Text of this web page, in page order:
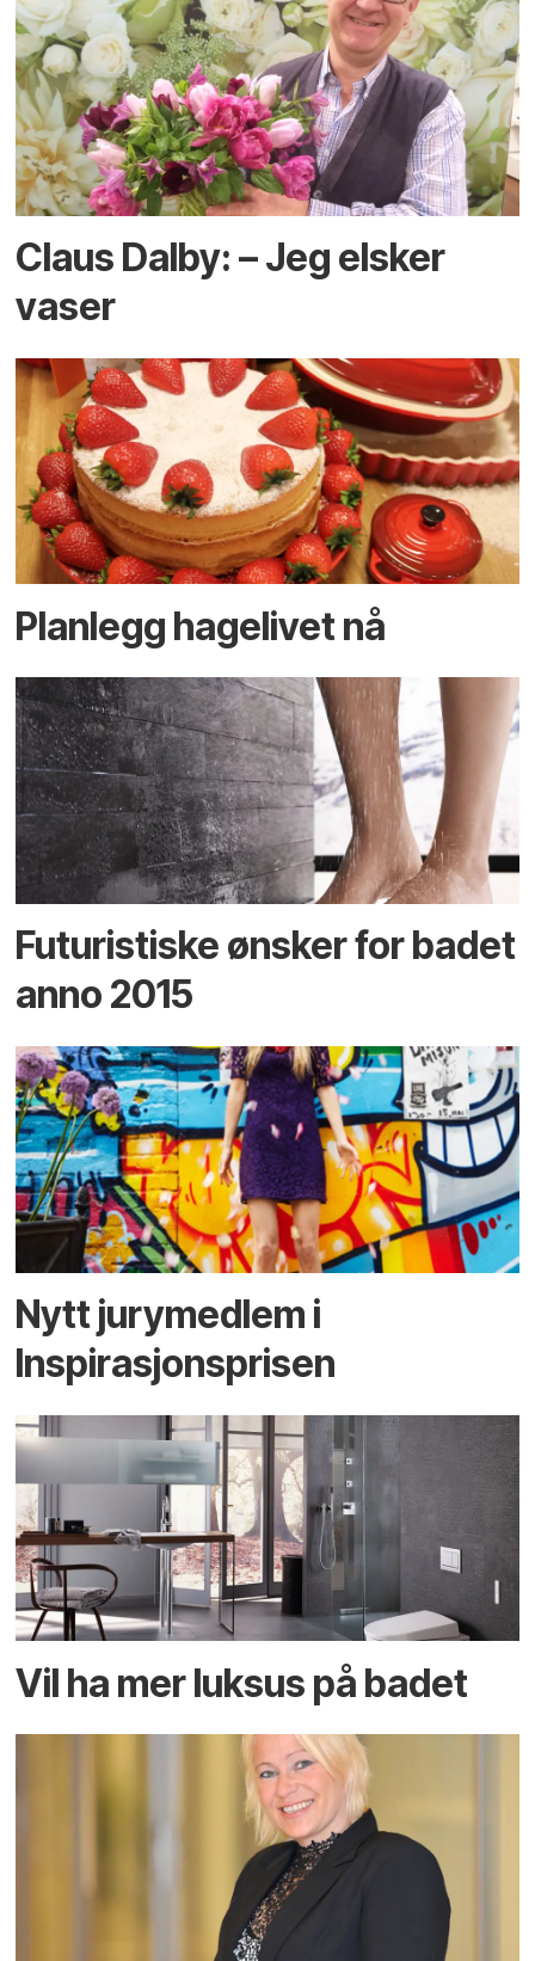
Claus Dalby: – Jeg elsker
vaser
Planlegg hagelivet nå
Futuristiske ønsker for badet
anno 2015
Nytt jurymedlem i
Inspirasjonsprisen
Vil ha mer luksus på badet